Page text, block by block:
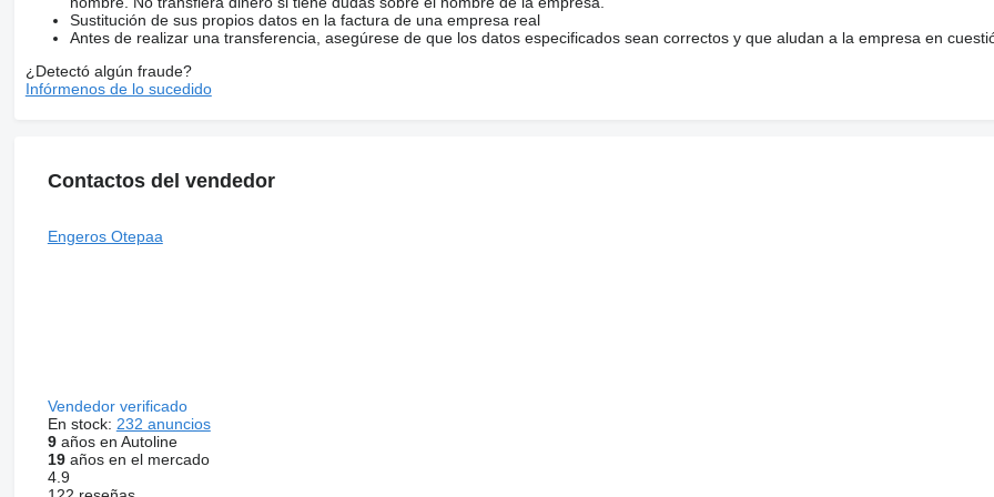
Sustitución de sus propios datos en la factura de una empresa real
Antes de realizar una transferencia, asegúrese de que los datos especificados sean correctos y que aludan a la empresa en
¿Detectó algún fraude?
Infórmenos de lo sucedido
Contactos del vendedor
Engeros Otepaa
Vendedor verificado
En stock: 232 anuncios
9años en Autoline
19años en el mercado
4.9